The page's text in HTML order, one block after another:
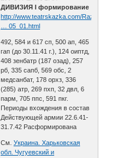
ДИВИЗИЯ I формирование
http://www.teatrskazka.com/Raznoe/
… 05_01.html
492, 584 и 617 сп, 500 ап, 465
гап (до 30.11.41 г.), 124 оиптд,
408 зенбатр (187 озад), 257
рб, 335 сапб, 569 обс, 2
медсанбат, 178 орхз, 336
(285) атр, 269 пхп, 32 двл, 6
парм, 705 ппс, 591 пкг.
Периоды вхождения в состав
Действующей армии 22.6.41-
31.7.42 Расформирована
См.Украина. Харьковская
обл. Чугуевский и